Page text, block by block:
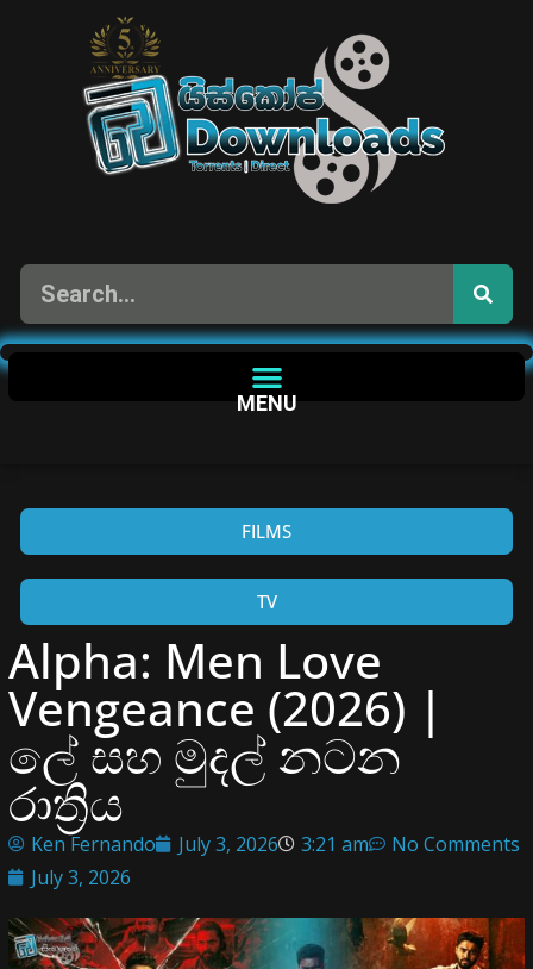
MENU
FILMS
TV
Alpha: Men Love
Vengeance (2026) |
ලේ සහ මුදල් නටන
රාත්‍රිය
Ken Fernando July 3, 2026 3:21 am
No Comments
July 3, 2026